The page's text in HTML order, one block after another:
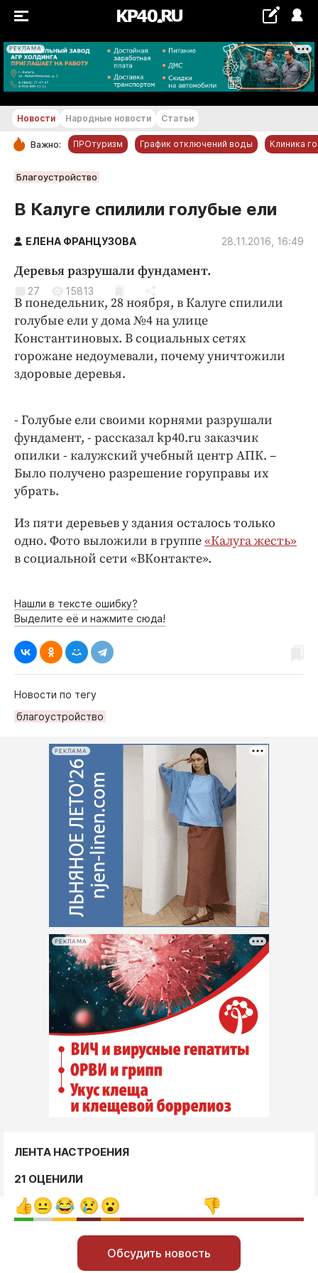
РЕКЛАМА
+22...+23 °С
РУБРИКИ
Новости компаний
Статьи
Народные новости
Авто и транспорт
Благоустройство
Криминал
Недвижимость и ЖКХ
Общество
Погода
Праздники
Происшествия
Спорт
Экономика и бизнес
ПРОЕКТЫ
Медиаперсона
Интересное чтиво
Клиника года
Работодатель года
Новости Народные новости Статьи
Важно: ПРОтуризм График отключений воды Клиника
Благоустройство
В Калуге спилили голубые ели
ЕЛЕНА ФРАНЦУЗОВА 28.11.2016, 16:49
Деревья разрушали фундамент.
27 15813
В понедельник, 28 ноября, в Калуге спилили
голубые ели у дома №4 на улице
Константиновых. В социальных сетях
горожане недоумевали, почему уничтожили
здоровые деревья.
- Голубые ели своими корнями разрушали
фундамент, - рассказал kp40.ru заказчик
опилки - калужский учебный центр АПК. –
Было получено разрешение горуправы их
убрать.
Из пяти деревьев у здания осталось только
одно. Фото выложили в группе«Калуга жесть»
в социальной сети «ВКонтакте».
Нашли в тексте ошибку?
Выделите её и нажмите сюда!
Новости по тегу
благоустройство
РЕКЛАМА
РЕКЛАМА
ЛЕНТА НАСТРОЕНИЯ
21 ОЦЕНИЛИ
Обсудить новость